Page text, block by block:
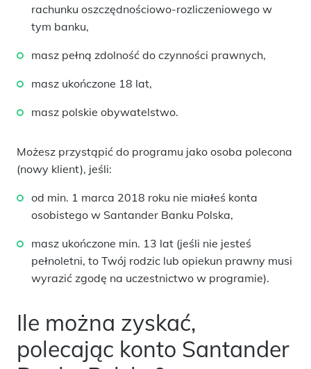
rachunku oszczędnościowo-rozliczeniowego w
tym banku,
masz pełną zdolność do czynności prawnych,
masz ukończone 18 lat,
masz polskie obywatelstwo.
Możesz przystąpić do programu jako osoba polecona
(nowy klient), jeśli:
od min. 1 marca 2018 roku nie miałeś konta
osobistego w Santander Banku Polska,
masz ukończone min. 13 lat (jeśli nie jesteś
pełnoletni, to Twój rodzic lub opiekun prawny musi
wyrazić zgodę na uczestnictwo w programie).
Ile można zyskać,
polecając konto Santander